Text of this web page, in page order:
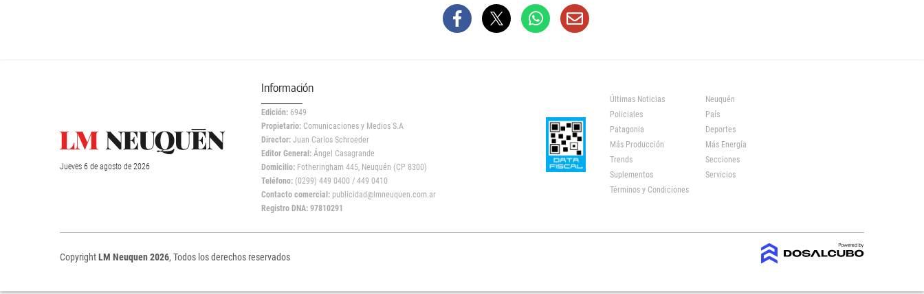
Jueves 6 de agosto de 2026
Información
Edición:6949
Propietario:Comunicaciones y Medios S.A
Director: Juan Carlos Schroeder
Editor General:Ángel Casagrande
Domicilio:Fotheringham 445, Neuquén (CP 8300)
Teléfono:(0299) 449 0400 / 449 0410
Contacto comercial: publicidad@lmneuquen.com.ar
Registro DNA: 97810291
Últimas Noticias
Neuquén
Policiales
País
Patagonia
Deportes
Más Producción
Más Energía
Trends
Secciones
Suplementos
Servicios
Términos y Condiciones
CopyrightLM Neuquen 2026, Todos los derechos reservados